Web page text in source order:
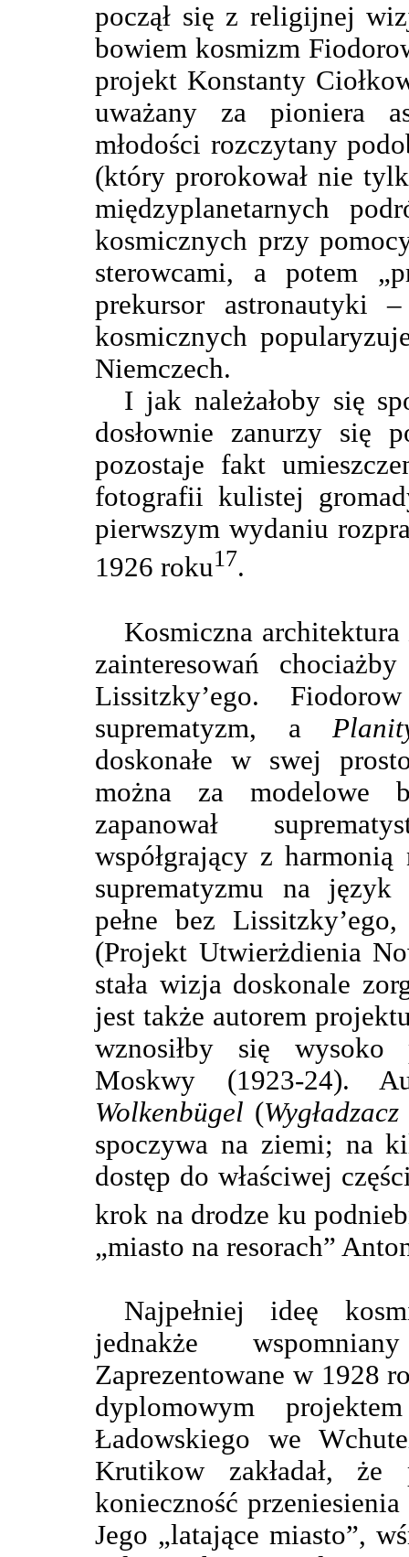
począł się z religijnej
bowiem kosmizm
projekt Konstanty
uważany za pioniera
młodości rozczytany
(który prorokował nie
międzyplanetarnych
kosmicznych przy
sterowcami, a potem
prekursor astronautyki
kosmicznych
Niemczech.
I jak należałoby się
dosłownie zanurzy się
pozostaje fakt
fotografii kulistej
pierwszym wydaniu
1926 roku17.
Kosmiczna
zainteresowań
Lissitzky’ego.
suprematyzm, a
doskonałe w swej
można za modelowe
zapanował
współgrający z harmonią
suprematyzmu na
pełne bez
(Projekt Utwierżdienia
stała wizja doskonale
jest także autorem
wznosiłby się wysoko
Moskwy (1923-24).
Wolkenbügel (
spoczywa na ziemi; na
dostęp do właściwej
krok na drodze ku
„miasto na resorach”
Najpełniej ideę
jednakże
Zaprezentowane w 1928
dyplomowym
Ładowskiego we
Krutikow zakładał,
konieczność
Jego „latające miasto”,